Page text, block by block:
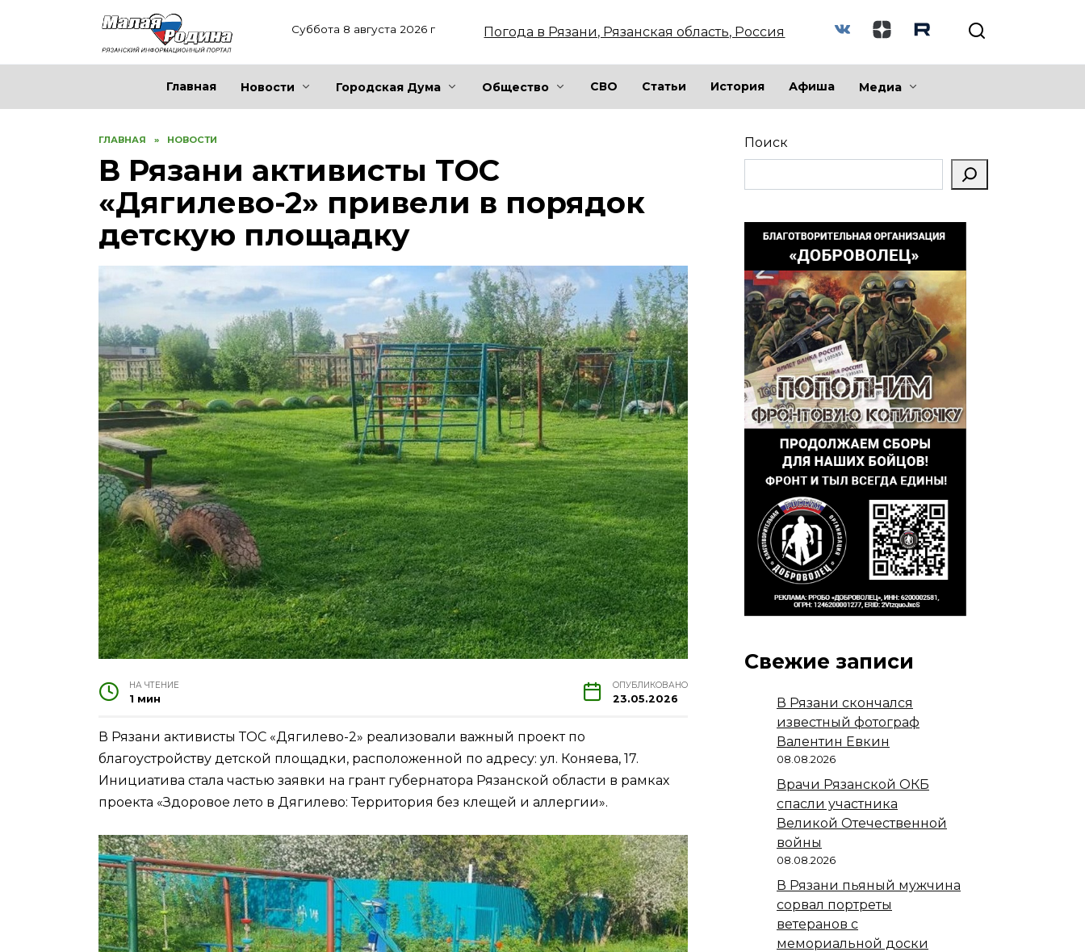
Суббота 8 августа 2026 г Погода в Рязани, Рязанская область, Россия
Главная Новости Городская Дума Общество СВО Статьи История Афиша Медиа
ГЛАВНАЯ » НОВОСТИ
В Рязани активисты ТОС
«Дягилево-2» привели в порядок
детскую площадку
НА ЧТЕНИЕ
1 мин
ОПУБЛИКОВАНО
23.05.2026
В Рязани активисты ТОС «Дягилево-2» реализовали важный проект по
благоустройству детской площадки, расположенной по адресу: ул. Коняева, 17.
Инициатива стала частью заявки на грант губернатора Рязанской области в рамках
проекта «Здоровое лето в Дягилево: Территория без клещей и аллергии».
Поиск
Свежие записи
В Рязани скончался
известный фотограф
Валентин Евкин
08.08.2026
Врачи Рязанской ОКБ
спасли участника
Великой Отечественной
войны
08.08.2026
В Рязани пьяный мужчина
сорвал портреты
ветеранов с
мемориальной доски